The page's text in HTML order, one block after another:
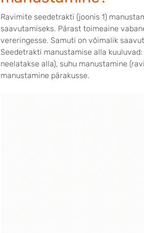
Ravimite seedetrakti (joonis 1)
saavutamiseks. Pärast toimeaine
vereringesse. Samuti on võimalik
Seedetrakti manustamise alla
neelatakse alla), suhu manustamine
manustamine pärakusse.